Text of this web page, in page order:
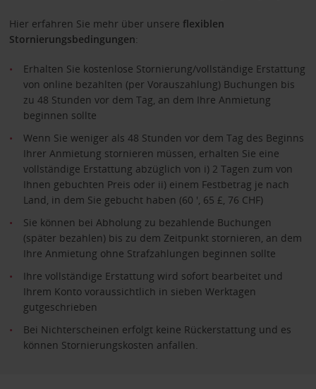
Hier erfahren Sie mehr über unsere flexiblen
Stornierungsbedingungen:
Erhalten Sie kostenlose Stornierung/vollständige Erstattung
von online bezahlten (per Vorauszahlung) Buchungen bis
zu 48 Stunden vor dem Tag, an dem Ihre Anmietung
beginnen sollte
Wenn Sie weniger als 48 Stunden vor dem Tag des Beginns
Ihrer Anmietung stornieren müssen, erhalten Sie eine
vollständige Erstattung abzüglich von i) 2 Tagen zum von
Ihnen gebuchten Preis oder ii) einem Festbetrag je nach
Land, in dem Sie gebucht haben (60 ', 65 £, 76 CHF)
Sie können bei Abholung zu bezahlende Buchungen
(später bezahlen) bis zu dem Zeitpunkt stornieren, an dem
Ihre Anmietung ohne Strafzahlungen beginnen sollte
Ihre vollständige Erstattung wird sofort bearbeitet und
Ihrem Konto voraussichtlich in sieben Werktagen
gutgeschrieben
Bei Nichterscheinen erfolgt keine Rückerstattung und es
können Stornierungskosten anfallen.